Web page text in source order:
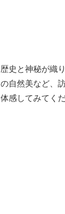
史と神秘が織
自然美など、
感してみてくだ